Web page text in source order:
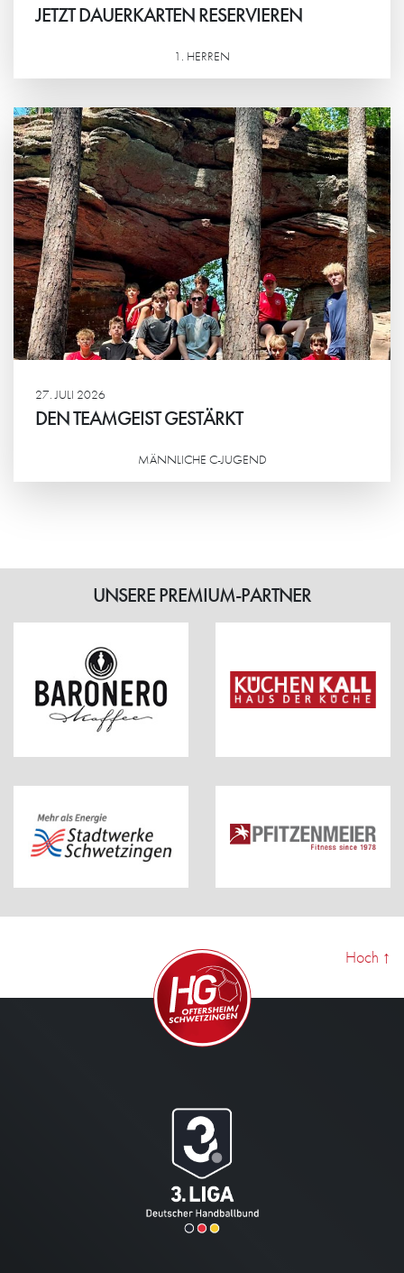
JETZT DAUERKARTEN RESERVIEREN
1. HERREN
27. JULI 2026
DEN TEAMGEIST GESTÄRKT
MÄNNLICHE C-JUGEND
UNSERE PREMIUM-PARTNER
Hoch ↑